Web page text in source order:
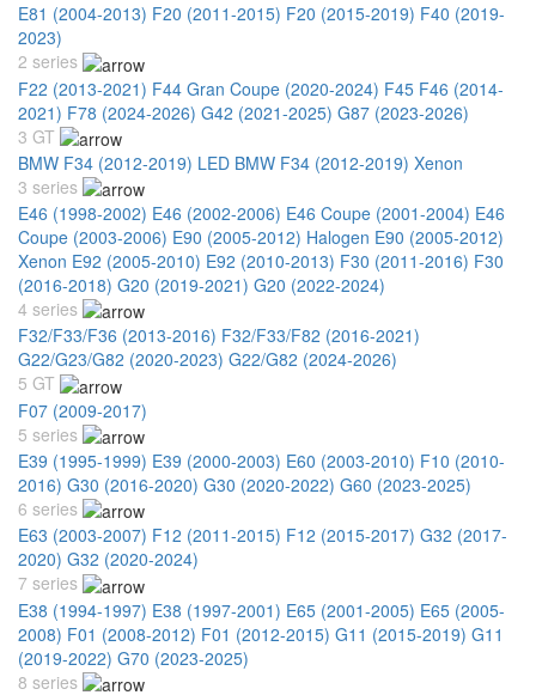
E81 (2004-2013) F20 (2011-2015) F20 (2015-2019) F40 (2019-
2023)
2 series
F22 (2013-2021) F44 Gran Coupe (2020-2024) F45 F46 (2014-
2021) F78 (2024-2026) G42 (2021-2025) G87 (2023-2026)
3 GT
BMW F34 (2012-2019) LED BMW F34 (2012-2019) Xenon
3 series
E46 (1998-2002) E46 (2002-2006) E46 Coupe (2001-2004) E46
Coupe (2003-2006) E90 (2005-2012) Halogen E90 (2005-2012)
Xenon E92 (2005-2010) E92 (2010-2013) F30 (2011-2016) F30
(2016-2018) G20 (2019-2021) G20 (2022-2024)
4 series
F32/F33/F36 (2013-2016) F32/F33/F82 (2016-2021)
G22/G23/G82 (2020-2023) G22/G82 (2024-2026)
5 GT
F07 (2009-2017)
5 series
E39 (1995-1999) E39 (2000-2003) E60 (2003-2010) F10 (2010-
2016) G30 (2016-2020) G30 (2020-2022) G60 (2023-2025)
6 series
E63 (2003-2007) F12 (2011-2015) F12 (2015-2017) G32 (2017-
2020) G32 (2020-2024)
7 series
E38 (1994-1997) E38 (1997-2001) E65 (2001-2005) E65 (2005-
2008) F01 (2008-2012) F01 (2012-2015) G11 (2015-2019) G11
(2019-2022) G70 (2023-2025)
8 series